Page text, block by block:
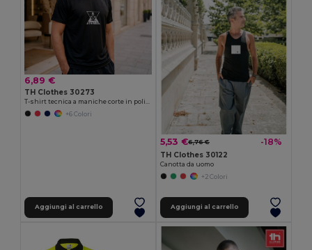
6,89 €
TH Clothes 30273
+6 Colori
Aggiungi al carrello
5,53 €6,76 € -18%
TH Clothes 30122
Canotta da uomo
+2 Colori
Aggiungi al carrello